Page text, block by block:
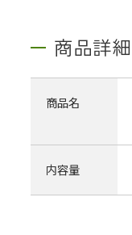
商品詳細
商品名
内容量